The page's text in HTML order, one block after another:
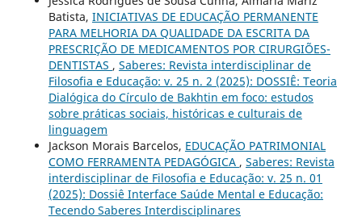
Batista, INICIATIVAS DE EDUCAÇÃO PERMANENTE
PARA MELHORIA DA QUALIDADE DA ESCRITA DA
PRESCRIÇÃO DE MEDICAMENTOS POR CIRURGIÕES-
DENTISTAS , Saberes: Revista interdisciplinar de
Filosofia e Educação: v. 25 n. 2 (2025): DOSSIÊ: Teoria
Dialógica do Círculo de Bakhtin em foco: estudos
sobre práticas sociais, históricas e culturais de
linguagem
Jackson Morais Barcelos, EDUCAÇÃO PATRIMONIAL
COMO FERRAMENTA PEDAGÓGICA , Saberes: Revista
interdisciplinar de Filosofia e Educação: v. 25 n. 01
(2025): Dossiê Interface Saúde Mental e Educação:
Tecendo Saberes Interdisciplinares